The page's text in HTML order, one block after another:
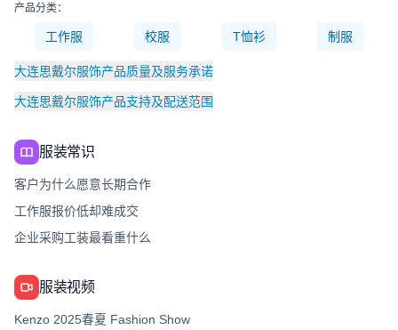
产品分类：
工作服 校服 T恤衫 制服
大连思戴尔服饰产品质量及服务承诺
大连思戴尔服饰产品支持及配送范围
服装常识
客户为什么愿意长期合作
工作服报价低却难成交
企业采购工装最看重什么
服装视频
Kenzo 2025春夏 Fashion Show